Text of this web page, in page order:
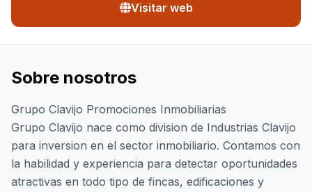
Visitar web
Sobre nosotros
Grupo Clavijo Promociones Inmobiliarias
Grupo Clavijo nace como division de Industrias Clavijo
para inversion en el sector inmobiliario. Contamos con
la habilidad y experiencia para detectar oportunidades
atractivas en todo tipo de fincas, edificaciones y